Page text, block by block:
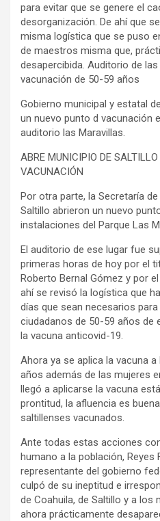
para evitar que se genere el
desorganización. De ahí que
misma logística que se puso
de maestros misma que,
desapercibida. Auditorio de
vacunación de 50-59 años
Gobierno municipal y estatal
un nuevo punto d vacunación
auditorio las Maravillas.
ABRE MUNICIPIO DE
VACUNACIÓN
Por otra parte, la Secretaría
Saltillo abrieron un nuevo
instalaciones del Parque Las
El auditorio de ese lugar fue
primeras horas de hoy por el
Roberto Bernal Gómez y por
ahí se revisó la logística que
días que sean necesarios
ciudadanos de 50-59 años de
la vacuna anticovid-19.
Ahora ya se aplica la vacuna
años además de las mujeres
llegó a aplicarse la vacuna
prontitud, la afluencia es
saltillenses vacunados.
Ante todas estas acciones
humano a la población, Reyes
representante del gobierno
culpó de su ineptitud e
de Coahuila, de Saltillo y a los
ahora prácticamente